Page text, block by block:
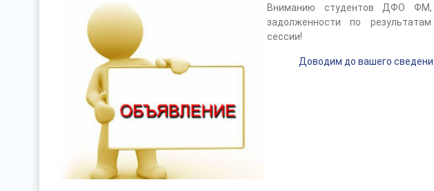
Вниманию студентов ДФО ФМ,
задолженности по
сессии!
Доводим до вашего